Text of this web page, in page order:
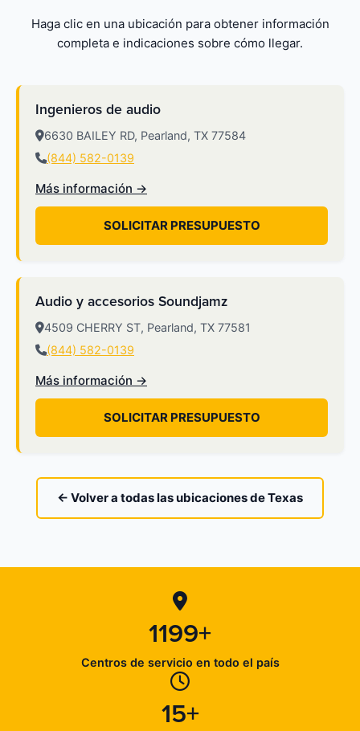
Haga clic en una ubicación para obtener información
completa e indicaciones sobre cómo llegar.
Ingenieros de audio
6630 BAILEY RD, Pearland, TX 77584
(844) 582-0139
Más información →
SOLICITAR PRESUPUESTO
Audio y accesorios Soundjamz
4509 CHERRY ST, Pearland, TX 77581
(844) 582-0139
Más información →
SOLICITAR PRESUPUESTO
← Volver a todas las ubicaciones de Texas
1199+
Centros de servicio en todo el país
15+